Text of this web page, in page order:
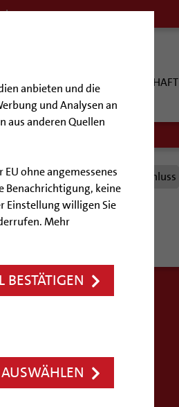
anbieten und die
und Analysen an
anderen Quellen
ohne angemessenes
Benachrichtigung, keine
Einstellung willigen Sie
Mehr
KULTUR KIRCHE & GESELLSCHAFT
und Jahresabschluss
eines Friedhofes
erübrigen sich diese